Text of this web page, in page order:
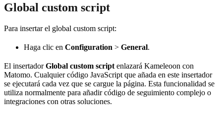
Global custom script
Para insertar el global custom script:
Haga clic en Configuration > General.
El insertadorGlobal custom script enlazará Kameleoon con
Matomo. Cualquier código JavaScript que añada en este insertador
se ejecutará cada vez que se cargue la página. Esta funcionalidad se
utiliza normalmente para añadir código de seguimiento complejo o
integraciones con otras soluciones.